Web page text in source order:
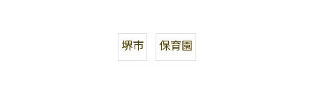
堺市 保育園